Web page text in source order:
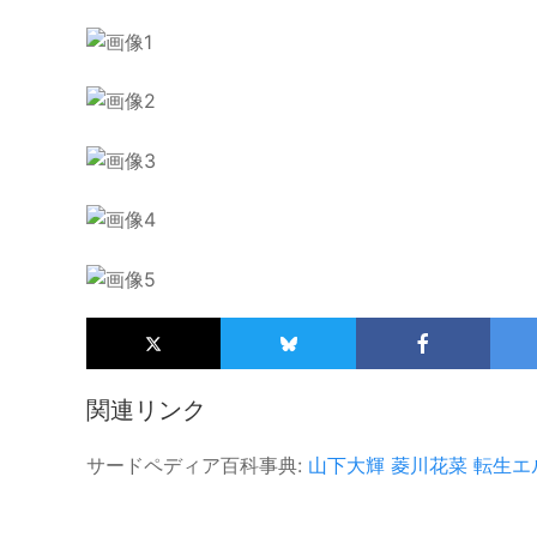
関連リンク
サードペディア百科事典: 山下大輝 菱川花菜 転生エ